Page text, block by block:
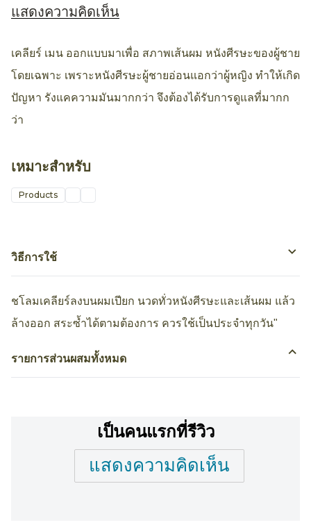
การ
คะแนน
product
นี้
แสดงความคิดเห็น
เคลียร์ เมน ออกแบบมาเพื่อ สภาพเส้นผม หนังศีรษะของผู้ชาย
โดยเฉพาะ เพราะหนังศีรษะผู้ชายอ่อนแอกว่าผู้หญิง ทำให้เกิด
ปัญหา รังแคความมันมากกว่า จึงต้องได้รับการดูแลที่มากก
ว่า
เหมาะสำหรับ
Products
วิธีการใช้
ชโลมเคลียร์ลงบนผมเปียก นวดทั่วหนังศีรษะและเส้นผม แล้ว
ล้างออก สระซ้ำได้ตามต้องการ ควรใช้เป็นประจำทุกวัน"
รายการส่วนผสมทั้งหมด
เป็นคนแรกที่รีวิว
แสดงความคิดเห็น